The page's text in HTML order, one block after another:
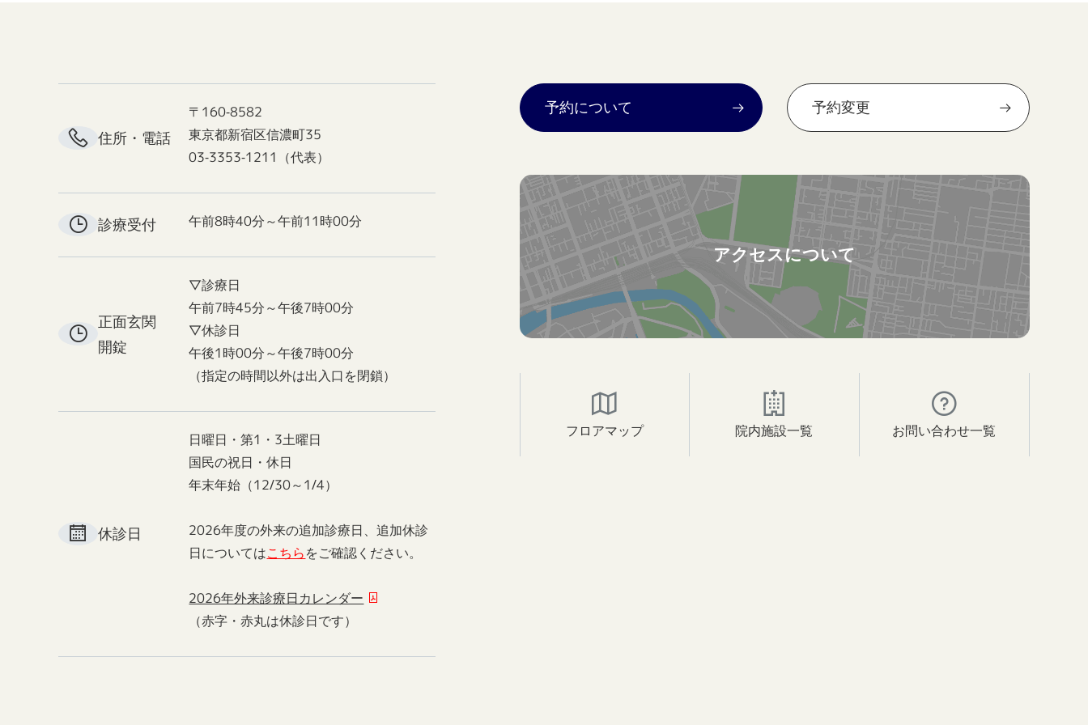
住所・電話
〒160-8582
東京都新宿区信濃町35
03-3353-1211（代表）
診療受付 午前8時40分～午前11時00分
正面玄関
開錠
▽診療日
午前7時45分～午後7時00分
▽休診日
午後1時00分～午後7時00分
（指定の時間以外は出入口を閉鎖）
休診日
日曜日・第1・3土曜日
国民の祝日・休日
年末年始（12/30～1/4）
2026年度の外来の追加診療日、追加休診
日についてはこちらをご確認ください。
2026年外来診療日カレンダー
（赤字・赤丸は休診日です）
予約について 予約変更
アクセスについて
フロアマップ 院内施設一覧 お問い合わせ一覧